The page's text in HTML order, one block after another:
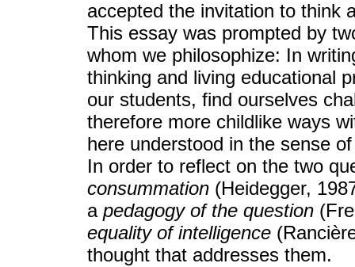
accepted the invitation to think
This essay was prompted by
whom we philosophize: In
thinking and living educational
our students, find ourselves
therefore more childlike ways
here understood in the sense
In order to reflect on the two
consummation (Heidegger,
a pedagogy of the question
equality of intelligence
thought that addresses them.